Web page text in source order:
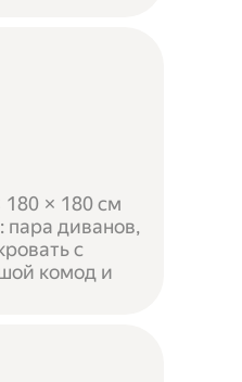
180 × 180 см
пара диванов,
с
комод и